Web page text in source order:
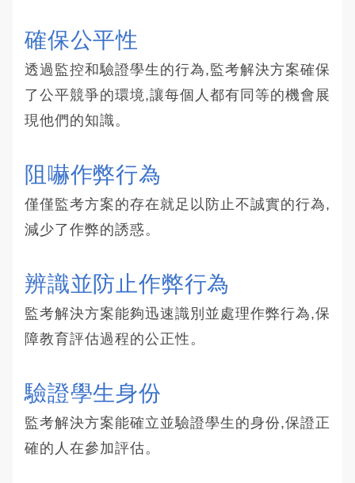
確保公平性
透過監控和驗證學生的行為,監考解決方案確保
了公平競爭的環境,讓每個人都有同等的機會展
現他們的知識。
阻嚇作弊行為
僅僅監考方案的存在就足以防止不誠實的行為,
減少了作弊的誘惑。
辨識並防止作弊行為
監考解決方案能夠迅速識別並處理作弊行為,保
障教育評估過程的公正性。
驗證學生身份
監考解決方案能確立並驗證學生的身份,保證正
確的人在參加評估。